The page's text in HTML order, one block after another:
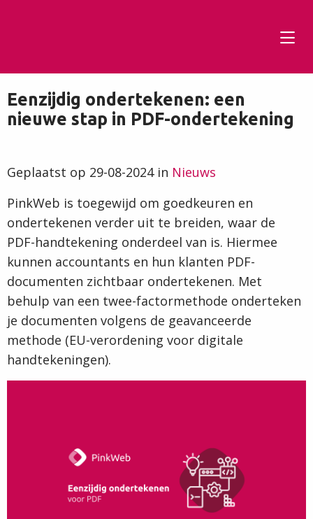
Eenzijdig ondertekenen: een
nieuwe stap in PDF-ondertekening
Geplaatst op 29-08-2024 in Nieuws
PinkWeb is toegewijd om goedkeuren en
ondertekenen verder uit te breiden, waar de
PDF-handtekening onderdeel van is. Hiermee
kunnen accountants en hun klanten PDF-
documenten zichtbaar ondertekenen. Met
behulp van een twee-factormethode onderteken
je documenten volgens de geavanceerde
methode (EU-verordening voor digitale
handtekeningen).